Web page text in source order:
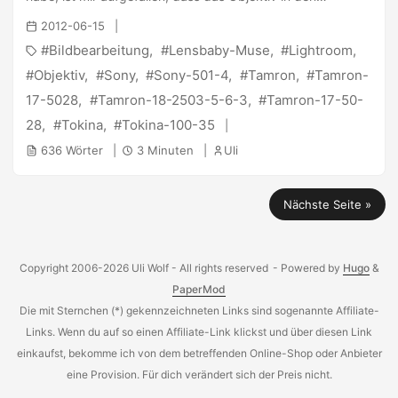
Metadaten in Lightroom gar nicht richtig angezeigt wurde.
Also habe ich mich mal bisschen umgeschaut und bin drauf
gekommen, dass meine Kamera einfach nur ins falsche
EXIF-Feld schreibt. Die Kamera hinterlegt es nur in LensID
und Lightroom liest leider nur aus “Lens”. Nach einiger
das Exiftool gefunden . ...
2012-06-15
Bildbearbeitung Lensbaby-Muse
Lightroom
Objektiv
Sony Sony-501-4 Tamron
Tamron-
17-5028
Tamron-18-2503-5-6-3
Tamron-17-50-
28
Tokina Tokina-100-35
636 Wörter 3 Minuten Uli
Nächste Seite »
Copyright 2006-2026 Uli Wolf - All rights reserved - Powered by Hugo &
PaperMod
Die mit Sternchen (*) gekennzeichneten Links sind sogenannte Affiliate-
Links. Wenn du auf so einen Affiliate-Link klickst und über diesen Link
einkaufst, bekomme ich von dem betreffenden Online-Shop oder Anbieter
eine Provision. Für dich verändert sich der Preis nicht.